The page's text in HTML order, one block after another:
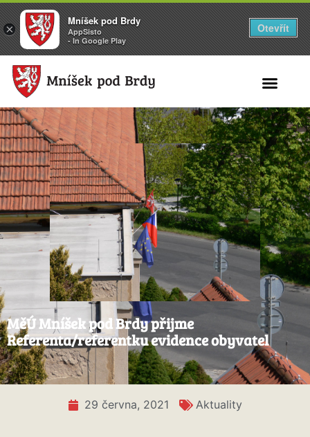
MěÚ Mníšek pod Brdy přijme
Referenta/referentku evidence obyvatel
29 června, 2021 Aktuality
×
Mníšek pod Brdy
AppSisto
- In Google Play
Otevřít